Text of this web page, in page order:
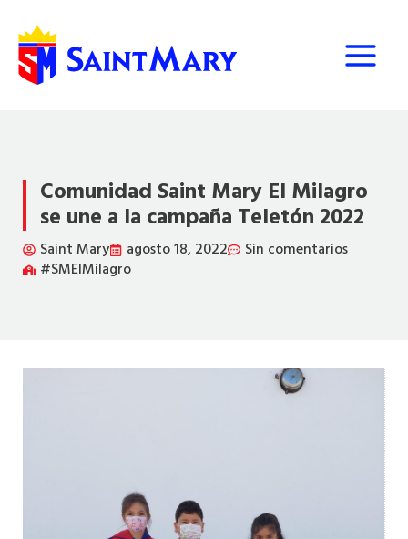
contenido
Comunidad Saint Mary El Milagro
se une a la campaña Teletón 2022
Saint Mary agosto 18, 2022
Sin comentarios
#SMElMilagro